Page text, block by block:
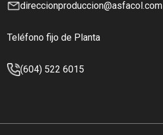
direccionproduccion@asfacol.com
Teléfono fijo de Planta
(604) 522 6015